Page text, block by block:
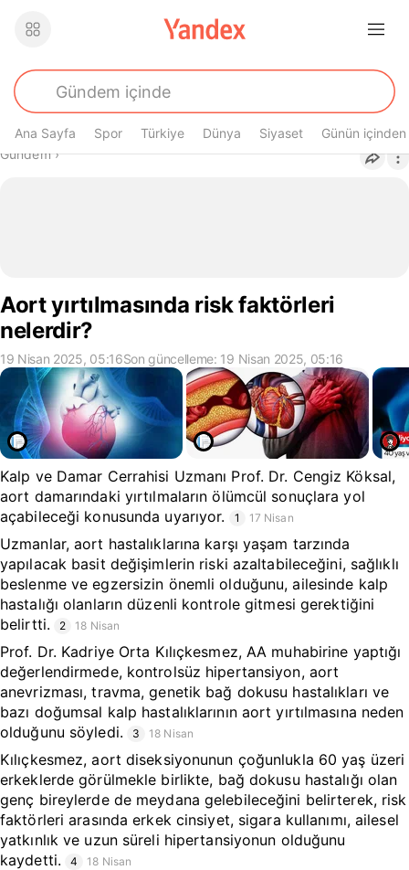
Ana Sayfa Spor Türkiye Dünya Siyaset Günün içinden
Buradasın
Gündem›
Aort yırtılmasında risk faktörleri
nelerdir?
19 Nisan 2025, 05:16Son güncelleme: 19 Nisan 2025, 05:16
Kalp ve Damar Cerrahisi Uzmanı Prof. Dr. Cengiz Köksal,
aort damarındaki yırtılmaların ölümcül sonuçlara yol
açabileceği konusunda uyarıyor.
1 17 Nisan
Uzmanlar, aort hastalıklarına karşı yaşam tarzında
yapılacak basit değişimlerin riski azaltabileceğini, sağlıklı
beslenme ve egzersizin önemli olduğunu, ailesinde kalp
hastalığı olanların düzenli kontrole gitmesi gerektiğini
belirtti.
2 18 Nisan
Prof. Dr. Kadriye Orta Kılıçkesmez, AA muhabirine yaptığı
değerlendirmede, kontrolsüz hipertansiyon, aort
anevrizması, travma, genetik bağ dokusu hastalıkları ve
bazı doğumsal kalp hastalıklarının aort yırtılmasına neden
olduğunu söyledi.
3 18 Nisan
Kılıçkesmez, aort diseksiyonunun çoğunlukla 60 yaş üzeri
erkeklerde görülmekle birlikte, bağ dokusu hastalığı olan
genç bireylerde de meydana gelebileceğini belirterek, risk
faktörleri arasında erkek cinsiyet, sigara kullanımı, ailesel
yatkınlık ve uzun süreli hipertansiyonun olduğunu
kaydetti.
4 18 Nisan